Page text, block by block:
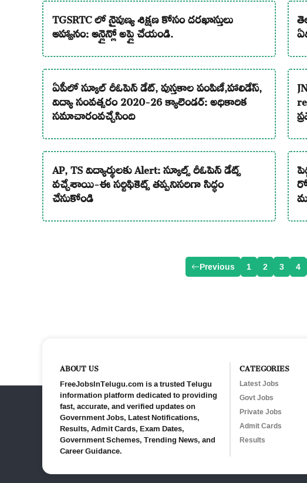
TGSRTC లో నైపుణ్య శిక్షణ కోసం దరఖాస్తులు
ఆహ్వానం: ఆన్లైన్లో అప్లై చేయండి.
ఏపీలో స్కూల్ రీఓపెన్ డేట్, పుస్తకాల పంపిణీ,హాలిడేస్,
విద్యా సంవత్సరం 2020-26 క్యాలెండర్: అధికారిక
సమాచారంవచ్చేసింది
AP, TS విద్యార్థులకు Alert: స్కూల్స్ రీఓపెన్ డేట్స్
వచ్చేశాయి-ఈ సర్టిఫికెట్స్ తప్పనిసరిగా సిద్ధం
చేసుకోండి
Previous 1 2 3 4
ABOUT US
FreeJobsInTelugu.com is a trusted Telugu
information platform dedicated to providing
fast, accurate, and verified updates on
Government Jobs, Latest Notifications,
Results, Admit Cards, Exam Dates,
Government Schemes, Trending News, and
Career Guidance.
CATEGORIES
Latest Jobs
Govt Jobs
Private Jobs
Admit Cards
Results